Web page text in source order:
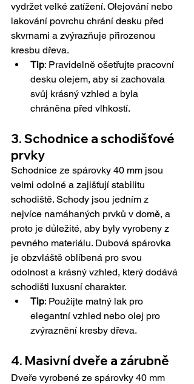
vydržet velké zatížení. Olejování nebo
lakování povrchu chrání desku před
skvrnami a zvýrazňuje přirozenou
kresbu dřeva.
Tip: Pravidelně ošetřujte pracovní
desku olejem, aby si zachovala
svůj krásný vzhled a byla
chráněna před vlhkostí.
3. Schodnice a schodišťové
prvky
Schodnice ze spárovky 40 mm jsou
velmi odolné a zajišťují stabilitu
schodiště. Schody jsou jedním z
nejvíce namáhaných prvků v domě, a
proto je důležité, aby byly vyrobeny z
pevného materiálu. Dubová spárovka
je obzvláště oblíbená pro svou
odolnost a krásný vzhled, který dodává
schodišti luxusní charakter.
Tip: Použijte matný lak pro
elegantní vzhled nebo olej pro
zvýraznění kresby dřeva.
4. Masivní dveře a zárubně
Dveře vyrobené ze spárovky 40 mm